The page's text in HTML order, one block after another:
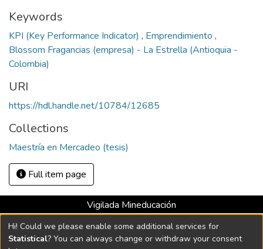
Keywords
KPI (Key Performance Indicator) , Emprendimiento ,
Blossom Fragancias (empresa) - La Estrella (Antioquia -
Colombia)
URI
https://hdl.handle.net/10784/12685
Collections
Maestría en Mercadeo (tesis)
Full item page
Vigilada Mineducación
Universidad con Acreditación Institucional hasta 2026 -
Resolución MEN 2158 de 2018
Hi! Could we please enable some additional services for
Statistical? You can always change or withdraw your consent